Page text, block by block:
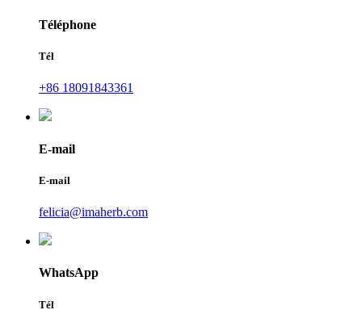
Téléphone
Tél
+86 18091843361
E-mail
E-mail
felicia@imaherb.com
WhatsApp
Tél